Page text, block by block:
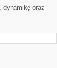
dynamikę oraz